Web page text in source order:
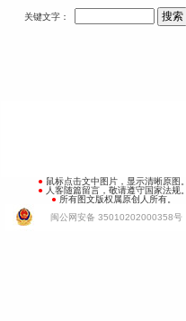
关键文字：
● 鼠标点击文中图片，显示清晰原图。
● 人客随篇留言，敬请遵守国家法规。
● 所有图文版权属原创人所有。
闽公网安备 35010202000358号